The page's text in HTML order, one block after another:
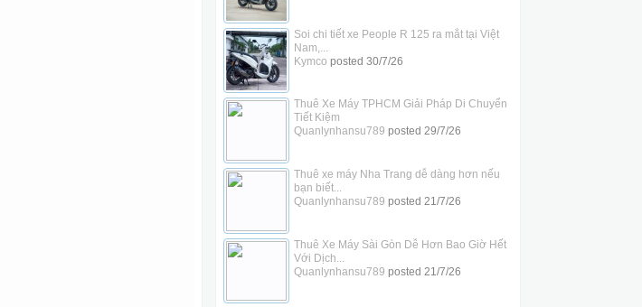
Soi chi tiết xe People R 125 ra mắt tại Việt
Nam,...
Kymco posted 30/7/26
Thuê Xe Máy TPHCM Giải Pháp Di Chuyển
Tiết Kiệm
Quanlynhansu789 posted 29/7/26
Thuê xe máy Nha Trang dễ dàng hơn nếu
bạn biết...
Quanlynhansu789 posted 21/7/26
Thuê Xe Máy Sài Gòn Dễ Hơn Bao Giờ Hết
Với Dịch...
Quanlynhansu789 posted 21/7/26